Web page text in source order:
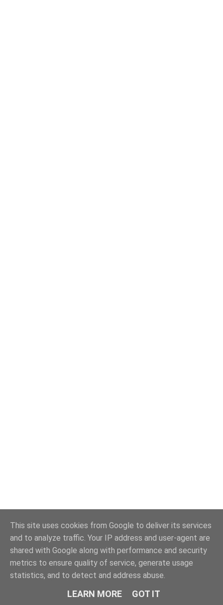
This site uses cookies from Google to deliver its services
and to analyze traffic. Your IP address and user-agent are
shared with Google along with performance and security
metrics to ensure quality of service, generate usage
statistics, and to detect and address abuse.
LEARN MORE GOT IT